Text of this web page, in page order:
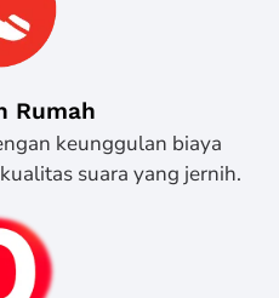
Rumah
keunggulan biaya
suara yang jernih.